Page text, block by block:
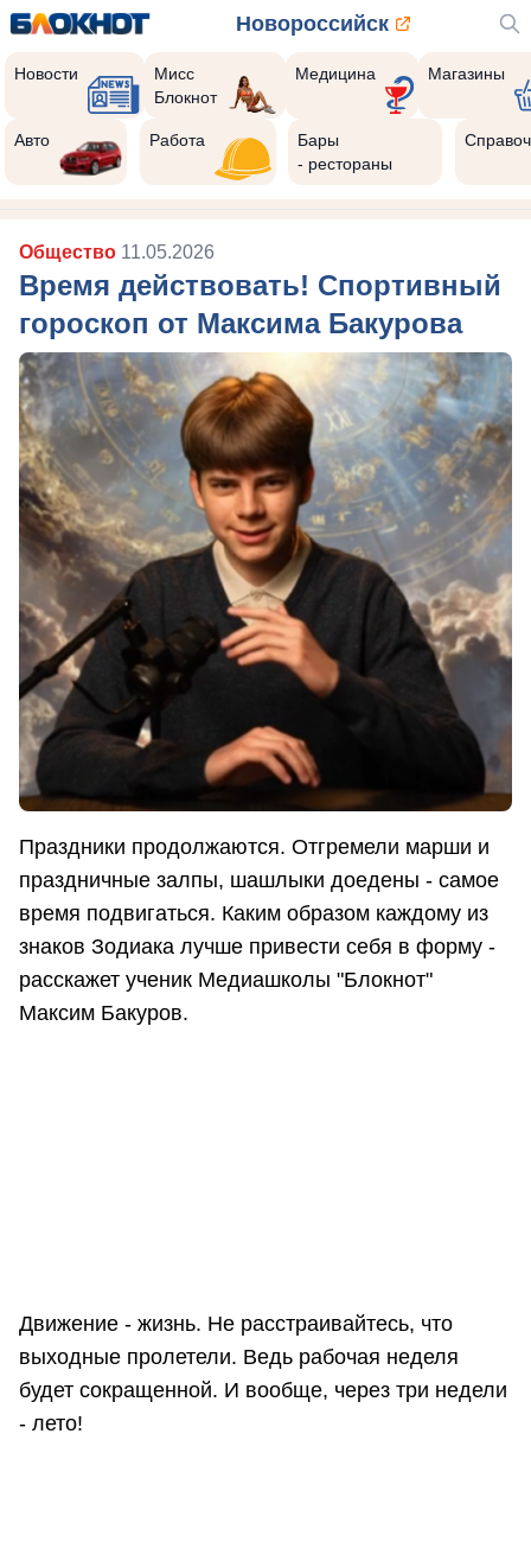
Новороссийск
Новости
Мисс
Блокнот
Медицина Магазины
Авто Работа
Бары
- рестораны
Общество 11.05.2026
Время действовать! Спортивный
гороскоп от Максима Бакурова
Праздники продолжаются. Отгремели марши и
праздничные залпы, шашлыки доедены - самое
время подвигаться. Каким образом каждому из
знаков Зодиака лучше привести себя в форму -
расскажет ученик Медиашколы "Блокнот"
Максим Бакуров.
Движение - жизнь. Не расстраивайтесь, что
выходные пролетели. Ведь рабочая неделя
будет сокращенной. И вообще, через три недели
- лето!